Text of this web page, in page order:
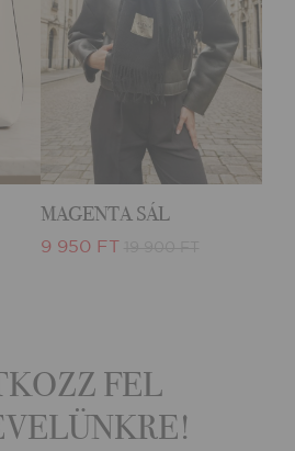
MAGENTA SÁL
9 950 FT
FEL